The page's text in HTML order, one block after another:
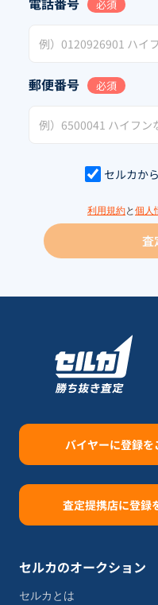
必須
郵便番号 必須
セルカか
利用規約と 個人
査
バイヤーに登録
査定提携店に登録
セルカのオークション
セルカとは